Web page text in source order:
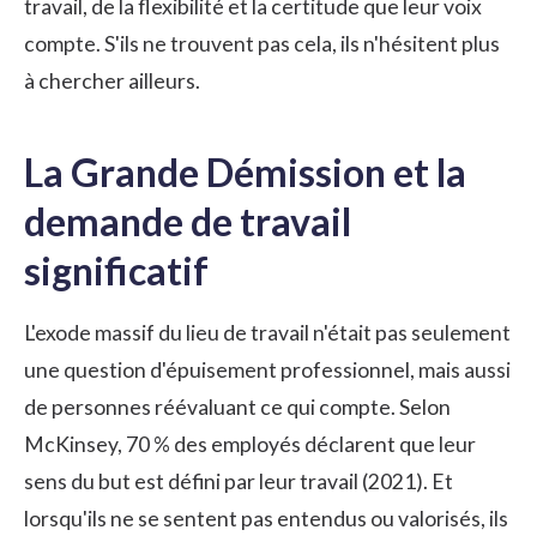
travail, de la flexibilité et la certitude que leur voix
compte. S'ils ne trouvent pas cela, ils n'hésitent plus
à chercher ailleurs.
La Grande Démission et la
demande de travail
significatif
L'exode massif du lieu de travail n'était pas seulement
une question d'épuisement professionnel, mais aussi
de personnes réévaluant ce qui compte. Selon
McKinsey, 70 % des employés déclarent que leur
sens du but est défini par leur travail (2021). Et
lorsqu'ils ne se sentent pas entendus ou valorisés, ils